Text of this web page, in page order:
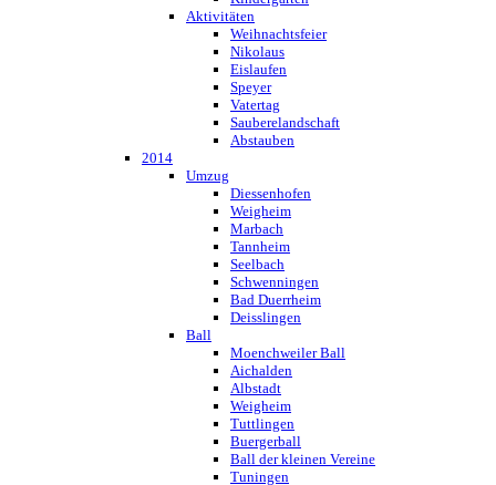
Aktivitäten
Weihnachtsfeier
Nikolaus
Eislaufen
Speyer
Vatertag
Sauberelandschaft
Abstauben
2014
Umzug
Diessenhofen
Weigheim
Marbach
Tannheim
Seelbach
Schwenningen
Bad Duerrheim
Deisslingen
Ball
Moenchweiler Ball
Aichalden
Albstadt
Weigheim
Tuttlingen
Buergerball
Ball der kleinen Vereine
Tuningen